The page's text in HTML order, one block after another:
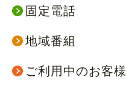
固定電話
地域番組
ご利用中のお客様